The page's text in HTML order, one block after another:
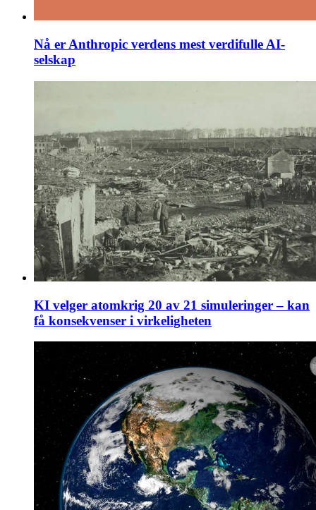
Nå er Anthropic verdens mest verdifulle AI-
selskap
KI velger atomkrig 20 av 21 simuleringer – kan
få konsekvenser i virkeligheten